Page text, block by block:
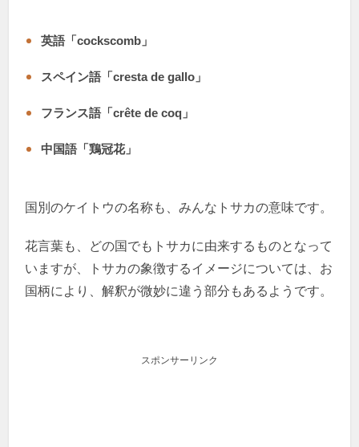
英語「cockscomb」
スペイン語「cresta de gallo」
フランス語「crête de coq」
中国語「鶏冠花」
国別のケイトウの名称も、みんなトサカの意味です。
花言葉も、どの国でもトサカに由来するものとなって
いますが、トサカの象徴するイメージについては、お
国柄により、解釈が微妙に違う部分もあるようです。
スポンサーリンク